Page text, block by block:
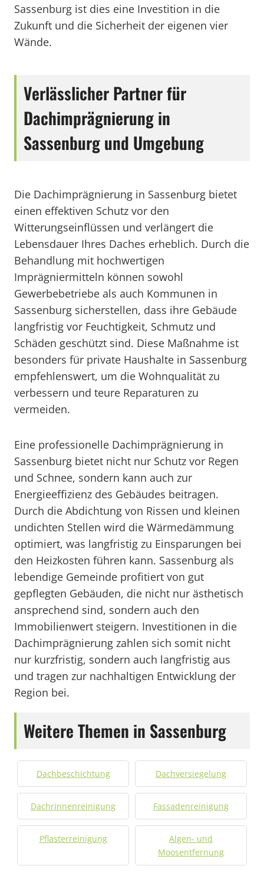
Sassenburg ist dies eine Investition in die
Zukunft und die Sicherheit der eigenen vier
Wände.
Verlässlicher Partner für
Dachimprägnierung in
Sassenburg und Umgebung
Die Dachimprägnierung in Sassenburg bietet
einen effektiven Schutz vor den
Witterungseinflüssen und verlängert die
Lebensdauer Ihres Daches erheblich. Durch die
Behandlung mit hochwertigen
Imprägniermitteln können sowohl
Gewerbebetriebe als auch Kommunen in
Sassenburg sicherstellen, dass ihre Gebäude
langfristig vor Feuchtigkeit, Schmutz und
Schäden geschützt sind. Diese Maßnahme ist
besonders für private Haushalte in Sassenburg
empfehlenswert, um die Wohnqualität zu
verbessern und teure Reparaturen zu
vermeiden.
Eine professionelle Dachimprägnierung in
Sassenburg bietet nicht nur Schutz vor Regen
und Schnee, sondern kann auch zur
Energieeffizienz des Gebäudes beitragen.
Durch die Abdichtung von Rissen und kleinen
undichten Stellen wird die Wärmedämmung
optimiert, was langfristig zu Einsparungen bei
den Heizkosten führen kann. Sassenburg als
lebendige Gemeinde profitiert von gut
gepflegten Gebäuden, die nicht nur ästhetisch
ansprechend sind, sondern auch den
Immobilienwert steigern. Investitionen in die
Dachimprägnierung zahlen sich somit nicht
nur kurzfristig, sondern auch langfristig aus
und tragen zur nachhaltigen Entwicklung der
Region bei.
Weitere Themen in Sassenburg
Dachbeschichtung Dachversiegelung
Dachrinnenreinigung Fassadenreinigung
Pflasterreinigung
Algen- und
Moosentfernung